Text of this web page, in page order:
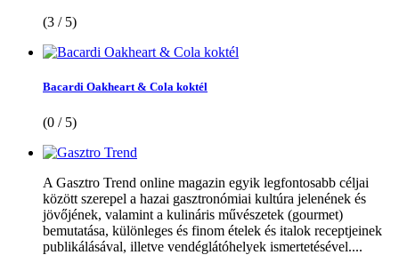
(3 / 5)
Bacardi Oakheart & Cola koktél
(0 / 5)
A Gasztro Trend online magazin egyik legfontosabb céljai
között szerepel a hazai gasztronómiai kultúra jelenének és
jövőjének, valamint a kulináris művészetek (gourmet)
bemutatása, különleges és finom ételek és italok receptjeinek
publikálásával, illetve vendéglátóhelyek ismertetésével....